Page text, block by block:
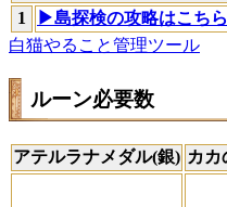
1
▶島探検の攻略はこちら
白猫やること管理ツール
ルーン必要数
アテルラナメダル(銀) カカ